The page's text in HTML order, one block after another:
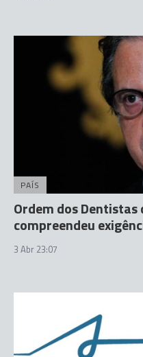
PAÍS
Ordem dos Dentistas
compreendeu
3 Abr 23:07